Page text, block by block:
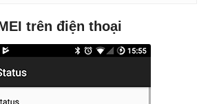
trên điện thoại